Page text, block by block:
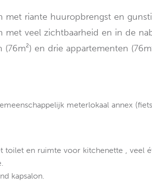
met riante huuropbrengst en
met veel zichtbaarheid en in de
en drie appartementen
meterlokaal annex
toilet en ruimte voor kitchenette , veel
kapsalon.